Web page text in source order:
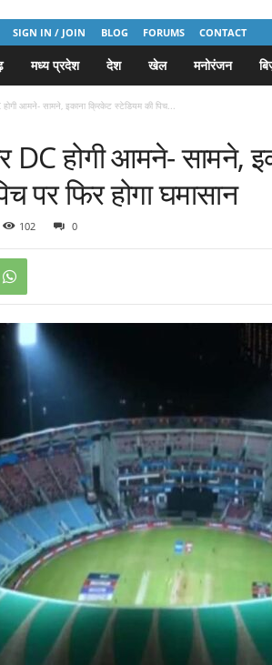
SIGN IN / JOIN BLOG FORUMS CONTACT
मध्य प्रदेश देश खेल मनोरंजन
आमने- सामने, इकाना क्रिकेट स्टेडियम की पिच...
होगी आमने- सामने,
पर फिर होगा घमासान
102 0